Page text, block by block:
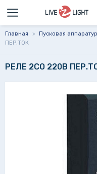
Главная > Пусковая
ПЕР.ТОК
РЕЛЕ 2CO 220В